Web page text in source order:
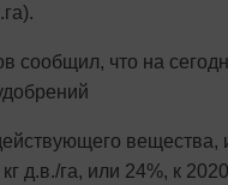
сообщил, что на
вещества,
д.в./га, или 24%, к